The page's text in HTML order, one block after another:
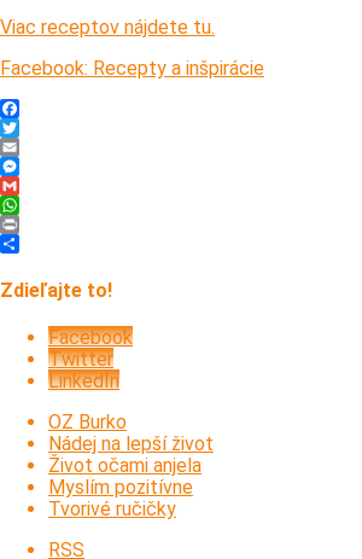
Viac receptov nájdete tu.
Facebook: Recepty a inšpirácie
Facebook
Twitter
Email
Messenger
Gmail
WhatsApp
Print
Zdieľajte to!
Facebook
Twitter
LinkedIn
OZ Burko
Nádej na lepší život
Život očami anjela
Myslím pozitívne
Tvorivé ručičky
RSS